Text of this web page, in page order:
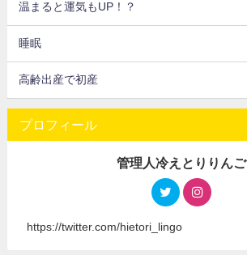
温まると運気もUP！？
睡眠
高齢出産で初産
プロフィール
管理人冷えとりりんご
https://twitter.com/hietori_lingo